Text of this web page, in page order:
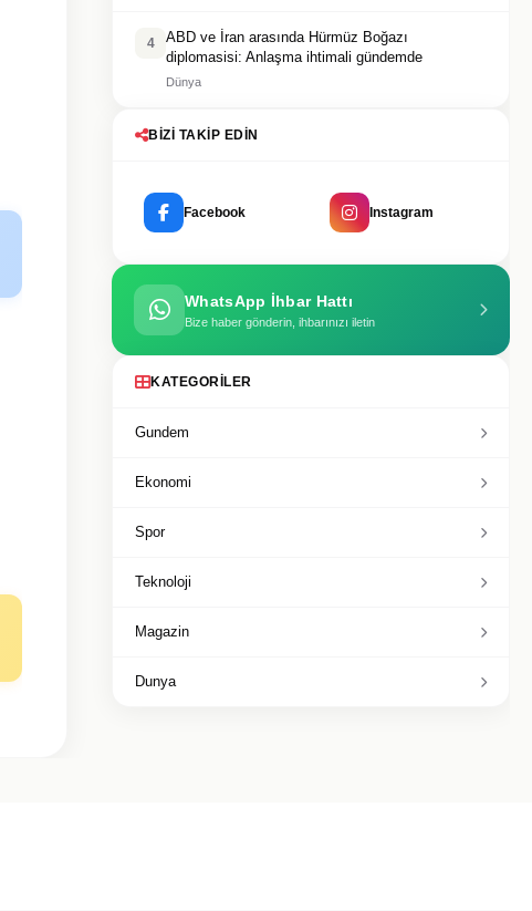
4
ABD ve İran arasında Hürmüz Boğazı
diplomasisi: Anlaşma ihtimali gündemde
Dünya
BIZI TAKIP EDIN
Facebook Instagram
WhatsApp İhbar Hattı
Bize haber gönderin, ihbarınızı iletin
KATEGORILER
Gundem
Ekonomi
Spor
Teknoloji
Magazin
Dunya